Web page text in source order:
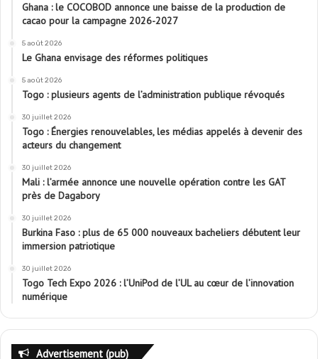
Ghana : le COCOBOD annonce une baisse de la production de
cacao pour la campagne 2026-2027
5 août 2026
Le Ghana envisage des réformes politiques
5 août 2026
Togo : plusieurs agents de l’administration publique révoqués
30 juillet 2026
Togo : Énergies renouvelables, les médias appelés à devenir des
acteurs du changement
30 juillet 2026
Mali : l’armée annonce une nouvelle opération contre les GAT
près de Dagabory
30 juillet 2026
Burkina Faso : plus de 65 000 nouveaux bacheliers débutent leur
immersion patriotique
30 juillet 2026
Togo Tech Expo 2026 : l’UniPod de l’UL au cœur de l’innovation
numérique
Advertisement (pub)